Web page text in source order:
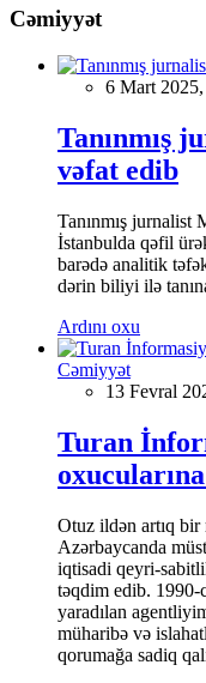
Cəmiyyət
6 Mart
Tanınmış
vəfat edib
Tanınmış jurnalist
İstanbulda qəfil
barədə analitik
dərin biliyi ilə
Ardını oxu
Cəmiyyət
13 Fevral
Turan
Otuz ildən artıq
Azərbaycanda
iqtisadi qeyri-
təqdim edib. 1990-
yaradılan
müharibə və
qorumağa sadiq